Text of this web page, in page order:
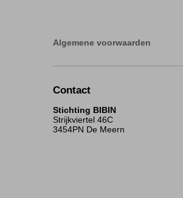
Algemene voorwaarden
Contact
Stichting BIBIN
Strijkviertel 46C
3454PN De Meern